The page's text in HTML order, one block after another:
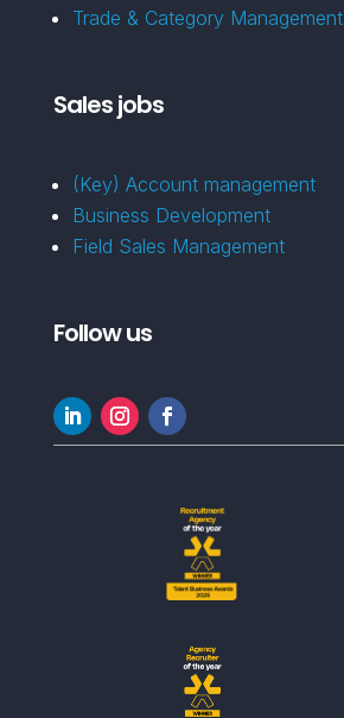
Trade & Category Management
Sales jobs
(Key) Account management
Business Development
Field Sales Management
Follow us